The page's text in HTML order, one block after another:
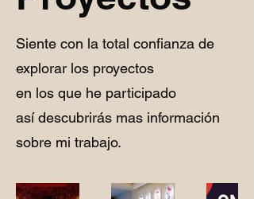
Siente con la total confianza de
explorar los proyectos
en los que he participado
así descubrirás mas información
sobre mi trabajo.